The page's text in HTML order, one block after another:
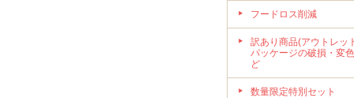
フードロス削減
訳あり商品(アウトレッ
パッケージの破損・変
ど
数量限定特別セット